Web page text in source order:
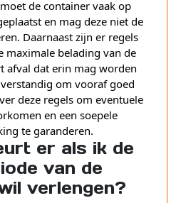
de container vaak op
en mag deze niet de
Daarnaast zijn er regels
maximale belading van de
afval dat erin mag worden
om vooraf goed
deze regels om eventuele
en een soepele
te garanderen.
er als ik de
van de
verlengen?